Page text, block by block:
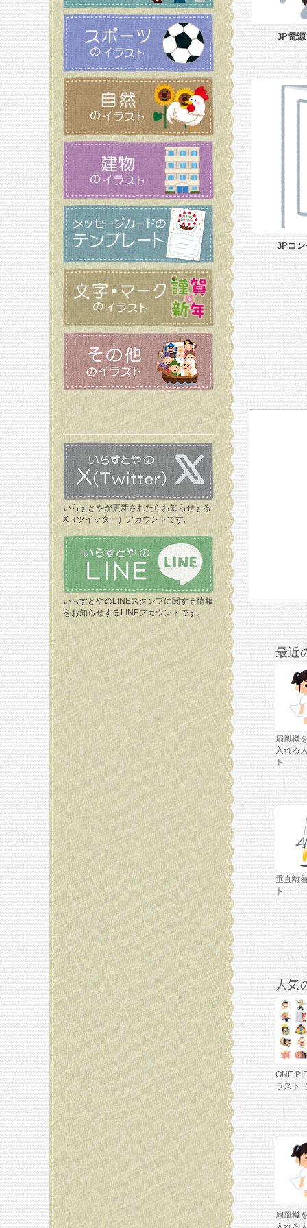
いらすとやが更新されたらお知らせする
X（ツイッター）アカウントです。
いらすとやのLINEスタンプに関する情報
をお知らせするLINEアカウントです。
3P電
3Pコ
最近
扇風機
入れる
ト
垂直離
ト
人気
ONE
ラスト
扇風機